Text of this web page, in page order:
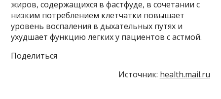
жиров, содержащихся в фастфуде, в сочетании с
низким потреблением клетчатки повышает
уровень воспаления в дыхательных путях и
ухудшает функцию легких у пациентов с астмой.
Поделиться
Источник: health.mail.ru